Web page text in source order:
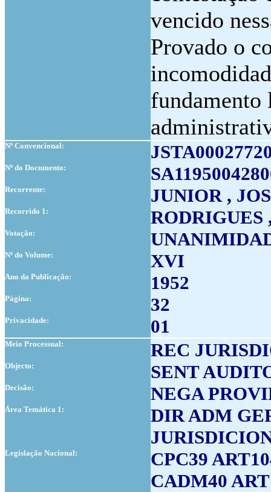
vencido
Provado o
fundamento
Nº Convencional:
Nº do Documento:
Recorrente: JUNIOR ,
Recorrido 1: RODRIGUES
Votação:
Nº do Volume: XVI
Ano da Publicação: 1952
Página: 32
Privacidade: 01
Meio Processual: REC
Objecto: SENT
Decisão: NEGA
Área Temática 1:
DIR ADM
Legislação Nacional:
CPC39
CADM40